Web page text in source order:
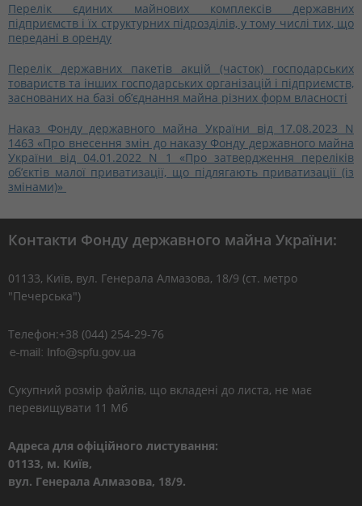
Перелік єдиних майнових комплексів державних
підприємств і їх структурних підрозділів, у тому числі тих, що
передані в оренду
Перелік державних пакетів акцій (часток) господарських
товариств та інших господарських організацій і підприємств,
заснованих на базі об’єднання майна різних форм власності
Наказ Фонду державного майна України від 17.08.2023 N
1463 «Про внесення змін до наказу Фонду державного майна
України від 04.01.2022 N 1 «Про затвердження переліків
об’єктів малої приватизації, що підлягають приватизації (із
змінами)»
Контакти Фонду державного майна України:
01133, Kиїв, вул. Генерала Алмазова, 18/9 (ст. метро
"Печерська")
Телефон:+38 (044) 254-29-76
Сукупний розмір файлів, що вкладені до листа, не має
перевищувати 11 Мб
Адреса для офіційного листування:
01133, м. Київ,
вул. Генерала Алмазова, 18/9.